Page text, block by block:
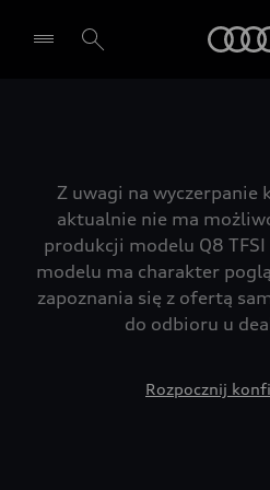
Z uwagi na wyczerpanie
aktualnie nie ma
produkcji modelu Q8
modelu ma charakter
zapoznania się z ofertą
do odbioru u
Rozpocznij